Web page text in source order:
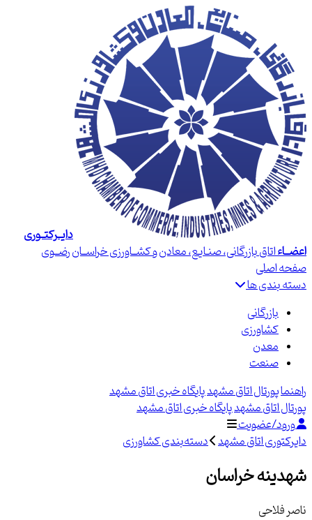
دایــرکتــوری
اعضــاءاتاق بازرگانی، صنـایع، معادن و کشــاورزی خراســان رضــوی
صفحه اصلی
دسته بندی ها
بازرگانی
کشاورزی
معدن
صنعت
راهنماپورتال اتاق مشهدپایگاه خبری اتاق مشهد
پورتال اتاق مشهدپایگاه خبری اتاق مشهد
ورود/عضویت
دایرکتوری اتاق مشهد دسته‌بندی کشاورزی
شهدینه خراسان
ناصر فلاحی